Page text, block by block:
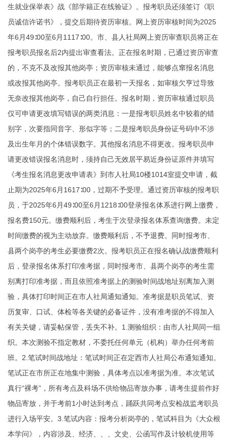
生就业保举表》战《部学籍正在线验证》。报考职员还须签订《职
员诚信许诺书》，提交后期待资历审核。网上资历审核时间为2025
年6月49∶00至6月1117∶00。市、县人社局网上资历审查职员将正在
报考职员报名后2内提出审查看法。正在报名时期，已通过资历审查
的，不克不及改报其他岗亭；资历审核未通过，能够点窜报名消息
或改报其他岗亭。报考职员正在最初一天报名，如审核欠亨过导致
无奈改报其他岗亭，自己自行担任。报名时期，资历审核通过职员
仅可申请更改填写错误的两类消息：一是报考职员姓名中较着的错
别字，次要指同音字、形似字等；二是报考职员身份证号码中不涉
及出生年月的个体错误数字。其他报名消息不得更改。报考职员申
请更改错误报名消息时，须持自己无效居平易近身份证原件并填写
《考生报名消息更改申请表》到市人社局10楼1014室提交申请，截
止期为2025年6月1617∶00，过期不予受理。通过资历审核的报考职
员，于2025年6月49∶00至6月1218∶00登录报名体系进行网上缴费，
报名费150元。缴费顺利后，考生于次登录报名体系查询缴费。未定
时间缴费的视为主动放弃。缴费顺利后，不予退费。同时报考市、
县两个岗亭的考生必要缴费2次。报考职员正在报名确认战缴费顺利
后，登录报名体系打印准考据，同时报考市、县两个岗亭的考生需
别离打印准考据，而且依照准考据上的测验时间战地址别离加入测
验，具体打印时间正在市人社局通知通知。准考据是职员笔试、资
历复审、口试、体检等各关键的必备证件，没有准考据的不得加入
有关关键，请妥帖保管，丢失不补。1.测验组织：由市人社局同一组
织。本次测验不指定教材，不委托任何单元（机构）举办任何考前
班。2.笔试时间战地址：笔试时间正在定西市人社局公布通知通知。
笔试正在市所正在地集中测验，具体考点以准考据为准。本次笔试
真行“裸考”，所有考点及科场不供给物品寄放办事，请考生提前作好
物品寄放，并于考前1小时达到考点，踊跃共同考点安检战监考职员
进行入场平安。3.笔试内容：报考分析岗亭的，笔试科目为《大众根
本学问》，内容涉及、经济、、、文史、公函写作及计较机使用等